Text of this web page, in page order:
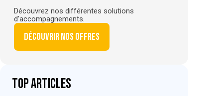
Découvrez nos différentes solutions
d'accompagnements.
Découvrir nos offres
Top articles